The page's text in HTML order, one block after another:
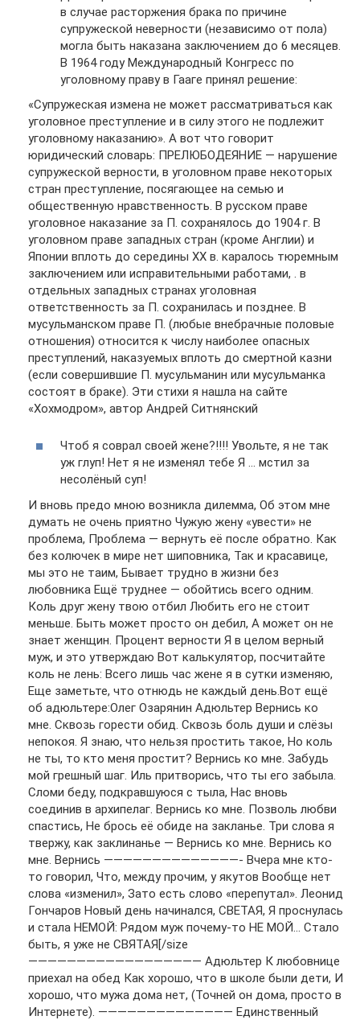
в случае расторжения брака по причине
супружеской неверности (независимо от пола)
могла быть наказана заключением до 6 месяцев.
В 1964 году Международный Конгресс по
уголовному праву в Гааге принял решение:
«Супружеская измена не может рассматриваться как
уголовное преступление и в силу этого не подлежит
уголовному наказанию». А вот что говорит
юридический словарь: ПРЕЛЮБОДЕЯНИЕ — нарушение
супружеской верности, в уголовном праве некоторых
стран преступление, посягающее на семью и
общественную нравственность. В русском праве
уголовное наказание за П. сохранялось до 1904 г. В
уголовном праве западных стран (кроме Англии) и
Японии вплоть до середины XX в. каралось тюремным
заключением или исправительными работами, . в
отдельных западных странах уголовная
ответственность за П. сохранилась и позднее. В
мусульманском праве П. (любые внебрачные половые
отношения) относится к числу наиболее опасных
преступлений, наказуемых вплоть до смертной казни
(если совершившие П. мусульманин или мусульманка
состоят в браке). Эти стихи я нашла на сайте
«Хохмодром», автор Андрей Ситнянский
Чтоб я соврал своей жене?!!!! Увольте, я не так
уж глуп! Нет я не изменял тебе Я … мстил за
несолёный суп!
И вновь предо мною возникла дилемма, Об этом мне
думать не очень приятно Чужую жену «увести» не
проблема, Проблема — вернуть её после обратно. Как
без колючек в мире нет шиповника, Так и красавице,
мы это не таим, Бывает трудно в жизни без
любовника Ещё труднее — обойтись всего одним.
Коль друг жену твою отбил Любить его не стоит
меньше. Быть может просто он дебил, А может он не
знает женщин. Процент верности Я в целом верный
муж, и это утверждаю Вот калькулятор, посчитайте
коль не лень: Всего лишь час жене я в сутки изменяю,
Еще заметьте, что отнюдь не каждый день.Вот ещё
об адюльтере:Олег Озарянин Адюльтер Вернись ко
мне. Сквозь горести обид. Сквозь боль души и слёзы
непокоя. Я знаю, что нельзя простить такое, Но коль
не ты, то кто меня простит? Вернись ко мне. Забудь
мой грешный шаг. Иль притворись, что ты его забыла.
Сломи беду, подкравшуюся с тыла, Нас вновь
соединив в архипелаг. Вернись ко мне. Позволь любви
спастись, Не брось её обиде на закланье. Три слова я
твержу, как заклинанье — Вернись ко мне. Вернись ко
мне. Вернись ——————————————- Вчера мне кто-
то говорил, Что, между прочим, у якутов Вообще нет
слова «изменил», Зато есть слово «перепутал». Леонид
Гончаров Новый день начинался, СВЕТАЯ, Я проснулась
и стала НЕМОЙ: Рядом муж почему-то НЕ МОЙ… Стало
быть, я уже не СВЯТАЯ[/size
—————————————————— Адюльтер К любовнице
приехал на обед Как хорошо, что в школе были дети, И
хорошо, что мужа дома нет, (Точней он дома, просто в
Интернете). —————————————— Единственный